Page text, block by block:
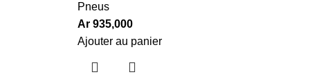
Pneus
Ar 935,000
Ajouter au panier